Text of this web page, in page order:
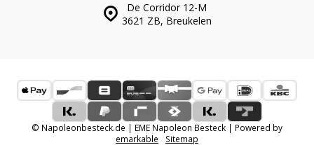
De Corridor 12-M
3621 ZB, Breukelen
© Napoleonbesteck.de | EME Napoleon Besteck | Powered by
emarkable
Sitemap